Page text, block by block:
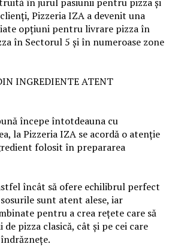
Pizzeria IZA a devenit una
opțiuni pentru livrare pizza în
în Sectorul 5 și în numeroase zone
INGREDIENTE ATENT
începe întotdeauna cu
la Pizzeria IZA se acordă o atenție
folosit în prepararea
încât să ofere echilibrul perfect
sunt atent alese, iar
pentru a crea rețete care să
pizza clasică, cât și pe cei care